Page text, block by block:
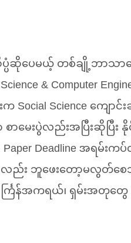
ပ္ပံဆိုပေမယ့် တစ်ချို့ဘာ
&Computer
Science ကျောင်
စာမေးပွဲလည်းအပြီးဆိုပြီ
Deadline အရမ်းကပ်
း ဘူဖေးတော့မလွတ်စေ
ြန်အကရယ်၊ ရှမ်းအတုတွ